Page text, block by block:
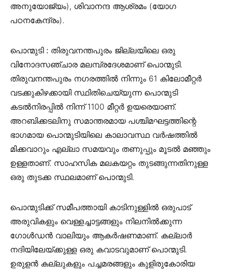
അനുയോജ്യം), ശിവാനന്ദ ആശ്രമം (യോഗ
പഠനകേന്ദ്രം).
പൊന്മുടി : തിരുവനന്തപുരം ജില്ലയിലെ ഒരു
വിനോദസഞ്ചാര മലമ്പ്രദേശമാണ് പൊന്മുടി.
തിരുവനന്തപുരം നഗരത്തിൽ നിന്നും 61 കിലോമീറ്റർ
വടക്കുകിഴക്കായി സ്ഥിതിചെയ്യുന്ന പൊന്മുടി
കടൽനിരപ്പിൽ നിന്ന് 1100 മീറ്റർ ഉയരെയാണ്.
അറബിക്കടലിനു സമാന്തരമായ പശ്ചിമഘട്ടത്തിന്റെ
ഭാഗമായ പൊന്മുടിയിലെ കാലാവസ്ഥ വർഷത്തിൽ
മിക്കവാറും എല്ലാ സമയവും തണുപ്പും മൂടൽ മഞ്ഞും
ഉള്ളതാണ്. സാഹസിക മലകയറ്റം തുടങ്ങുന്നതിനുള്ള
ഒരു തുടക്ക സ്ഥലമാണ് പൊന്മുടി.
പൊന്മുടിക്ക് സമീപത്തായി കാടിനുള്ളിൽ ഒരുപാട്
അരുവികളും വെള്ളച്ചാട്ടങ്ങളും നിലനിൽക്കുന്ന
ഗോൾഡൻ വാലിയും ആകർഷണമാണ്. കല്ലാർ
നദിയിലേയ്ക്കുള്ള ഒരു കവാടവുമാണ് പൊന്മുടി.
ഉരുളൻ കല്ലുകളും പച്ചമരങ്ങളും കുളിരുകോരിയ